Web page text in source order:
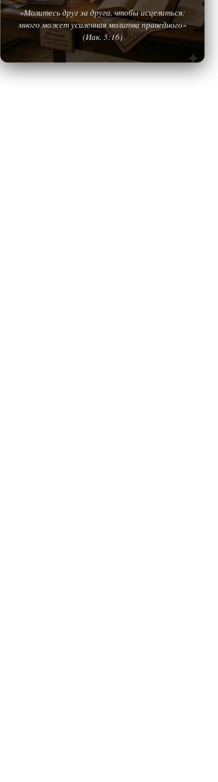
«Молитесь друг за друга, чтобы исцелиться:
много может усиленная молитва праведного»
(Иак. 5:16)